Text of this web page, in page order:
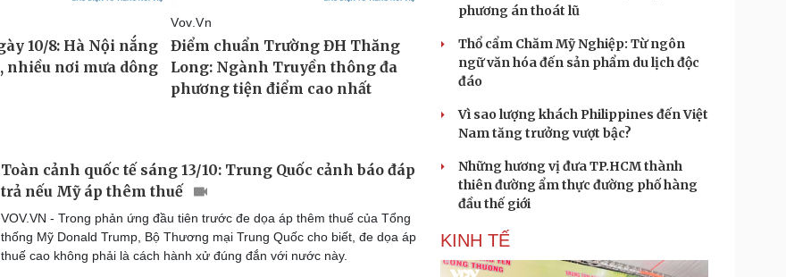
Toàn cảnh quốc tế sáng 13/10: Trung Quốc cảnh báo đáp
trả nếu Mỹ áp thêm thuế
VOV.VN - Trong phản ứng đầu tiên trước đe dọa áp thêm thuế của Tổng
thống Mỹ Donald Trump, Bộ Thương mại Trung Quốc cho biết, đe dọa áp
thuế cao không phải là cách hành xử đúng đắn với nước này.
phương án thoát lũ
Thổ cẩm Chăm Mỹ Nghiệp: Từ ngôn
ngữ văn hóa đến sản phẩm du lịch độc
đáo
Vì sao lượng khách Philippines đến Việt
Nam tăng trưởng vượt bậc?
Những hương vị đưa TP.HCM thành
thiên đường ẩm thực đường phố hàng
đầu thế giới
KINH TẾ